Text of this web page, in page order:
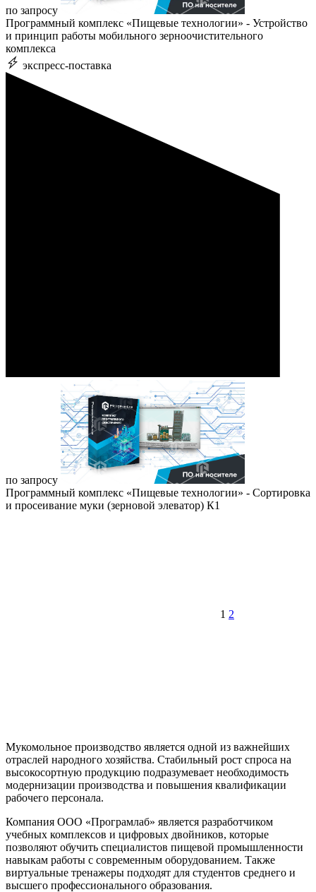
по запросу
Программный комплекс «Пищевые технологии» - Устройство
и принцип работы мобильного зерноочистительного
комплекса
экспресс-поставка
по запросу
Программный комплекс «Пищевые технологии» - Сортировка
и просеивание муки (зерновой элеватор) К1
1 2
Мукомольное производство является одной из важнейших
отраслей народного хозяйства. Стабильный рост спроса на
высокосортную продукцию подразумевает необходимость
модернизации производства и повышения квалификации
рабочего персонала.
Компания ООО «Програмлаб» является разработчиком
учебных комплексов и цифровых двойников, которые
позволяют обучить специалистов пищевой промышленности
навыкам работы с современным оборудованием. Также
виртуальные тренажеры подходят для студентов среднего и
высшего профессионального образования.